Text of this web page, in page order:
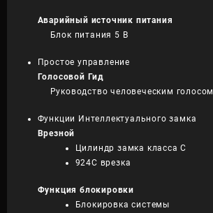
Аварийный источник питания
Блок питания 5 В
Простое управление
Голосовой Гид
Руководство человеческим голосом
Функции Интеллектуального замка
Врезной
Цилиндр замка класса С
924C врезка
Функция блокировки
Блокировка системы